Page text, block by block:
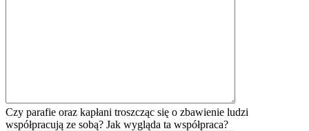
Czy parafie oraz kapłani troszcząc się o zbawienie ludzi
współpracują ze sobą? Jak wygląda ta współpraca?